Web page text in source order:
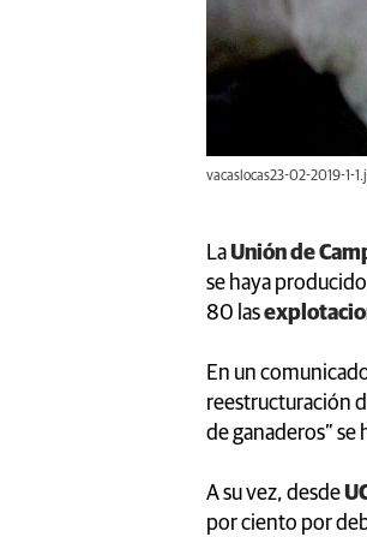
vacaslocas23-02-2019-1-
LaUnión de
se haya
80 las
En un
reestructuración
de ganaderos” se
A su vez, desde
por ciento por